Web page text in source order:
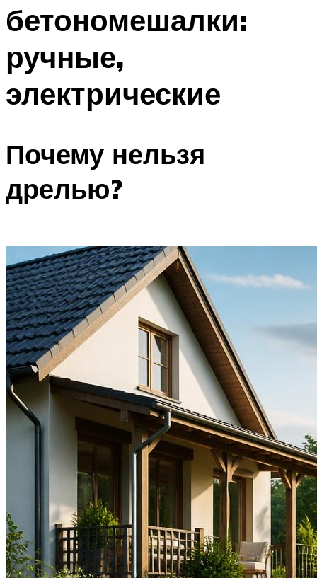
Меню
бетономешалки:
ручные,
электрические
Почему нельзя
дрелью?